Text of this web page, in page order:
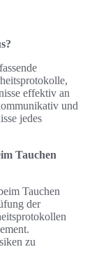
effektiv an
und
jedes
Tauchen
Tauchen
der
zu